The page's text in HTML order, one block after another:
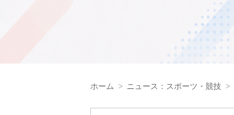
ホーム ニュース：スポーツ・競技